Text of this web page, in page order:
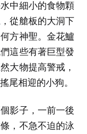
中細小的食物顆
，從艙板的大洞下
方神聖。金花鱸
這些有著巨型發
大物提高警戒，
尾相迎的小狗。
影子，一前一後
，不急不迫的泳